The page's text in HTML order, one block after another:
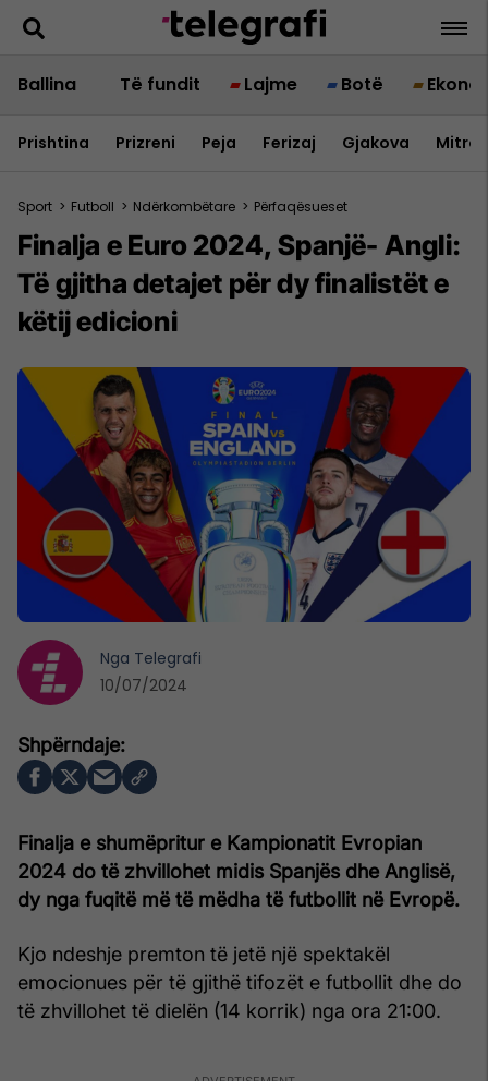
Ballina Të fundit Lajme Botë
Prishtina Prizreni Peja Ferizaj Gjakova
Sport > Futboll > Ndërkombëtare > Përfaqësueset
Finalja e Euro 2024, Spanjë- Angli:
Të gjitha detajet për dy finalistët e
këtij edicioni
Finalja e shumëpritur e Kampionatit Evropian
2024 do të zhvillohet midis Spanjës dhe Anglisë,
dy nga fuqitë më të mëdha të futbollit në Evropë.
Kjo ndeshje premton të jetë një spektakël
emocionues për të gjithë tifozët e futbollit dhe do
të zhvillohet të dielën (14 korrik) nga ora 21:00.
Nga Telegrafi
10/07/2024